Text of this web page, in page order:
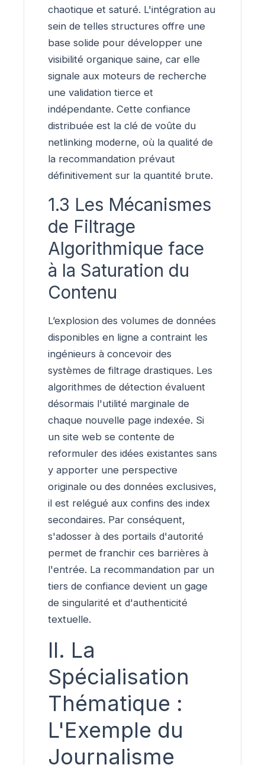
chaotique et saturé. L'intégration au
sein de telles structures offre une
base solide pour développer une
visibilité organique saine, car elle
signale aux moteurs de recherche
une validation tierce et
indépendante. Cette confiance
distribuée est la clé de voûte du
netlinking moderne, où la qualité de
la recommandation prévaut
définitivement sur la quantité brute.
1.3 Les Mécanismes
de Filtrage
Algorithmique face
à la Saturation du
Contenu
L’explosion des volumes de données
disponibles en ligne a contraint les
ingénieurs à concevoir des
systèmes de filtrage drastiques. Les
algorithmes de détection évaluent
désormais l'utilité marginale de
chaque nouvelle page indexée. Si
un site web se contente de
reformuler des idées existantes sans
y apporter une perspective
originale ou des données exclusives,
il est relégué aux confins des index
secondaires. Par conséquent,
s'adosser à des portails d'autorité
permet de franchir ces barrières à
l'entrée. La recommandation par un
tiers de confiance devient un gage
de singularité et d'authenticité
textuelle.
II. La
Spécialisation
Thématique :
L'Exemple du
Journalisme